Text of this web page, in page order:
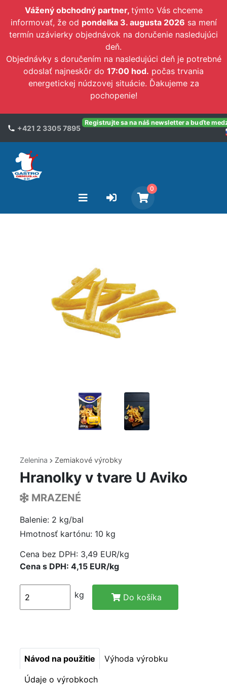
Vážený obchodný partner, týmto Vás chceme
informovať, že od pondelka 3. augusta 2026 sa mení
termín uzávierky objednávok na doručenie nasledujúci
deň.
Objednávky s doručením na nasledujúci deň je potrebné
odoslať najneskôr do 17:00 hod. počas trvania
energetickej núdzovej situácie. Ďakujeme za
pochopenie!
+421 2 3305 7895
Registrujte sa na náš newsletter a buďte
0
Zelenina Zemiakové výrobky
Hranolky v tvare U Aviko
MRAZENÉ
Balenie: 2 kg/bal
Hmotnosť kartónu: 10 kg
Cena bez DPH: 3,49 EUR/kg
Cena s DPH: 4,15 EUR/kg
kg Do košíka
Návod na použitie Výhoda výrobku
Údaje o výrobkoch